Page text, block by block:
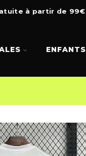
à partir de 99€
ENFANTS